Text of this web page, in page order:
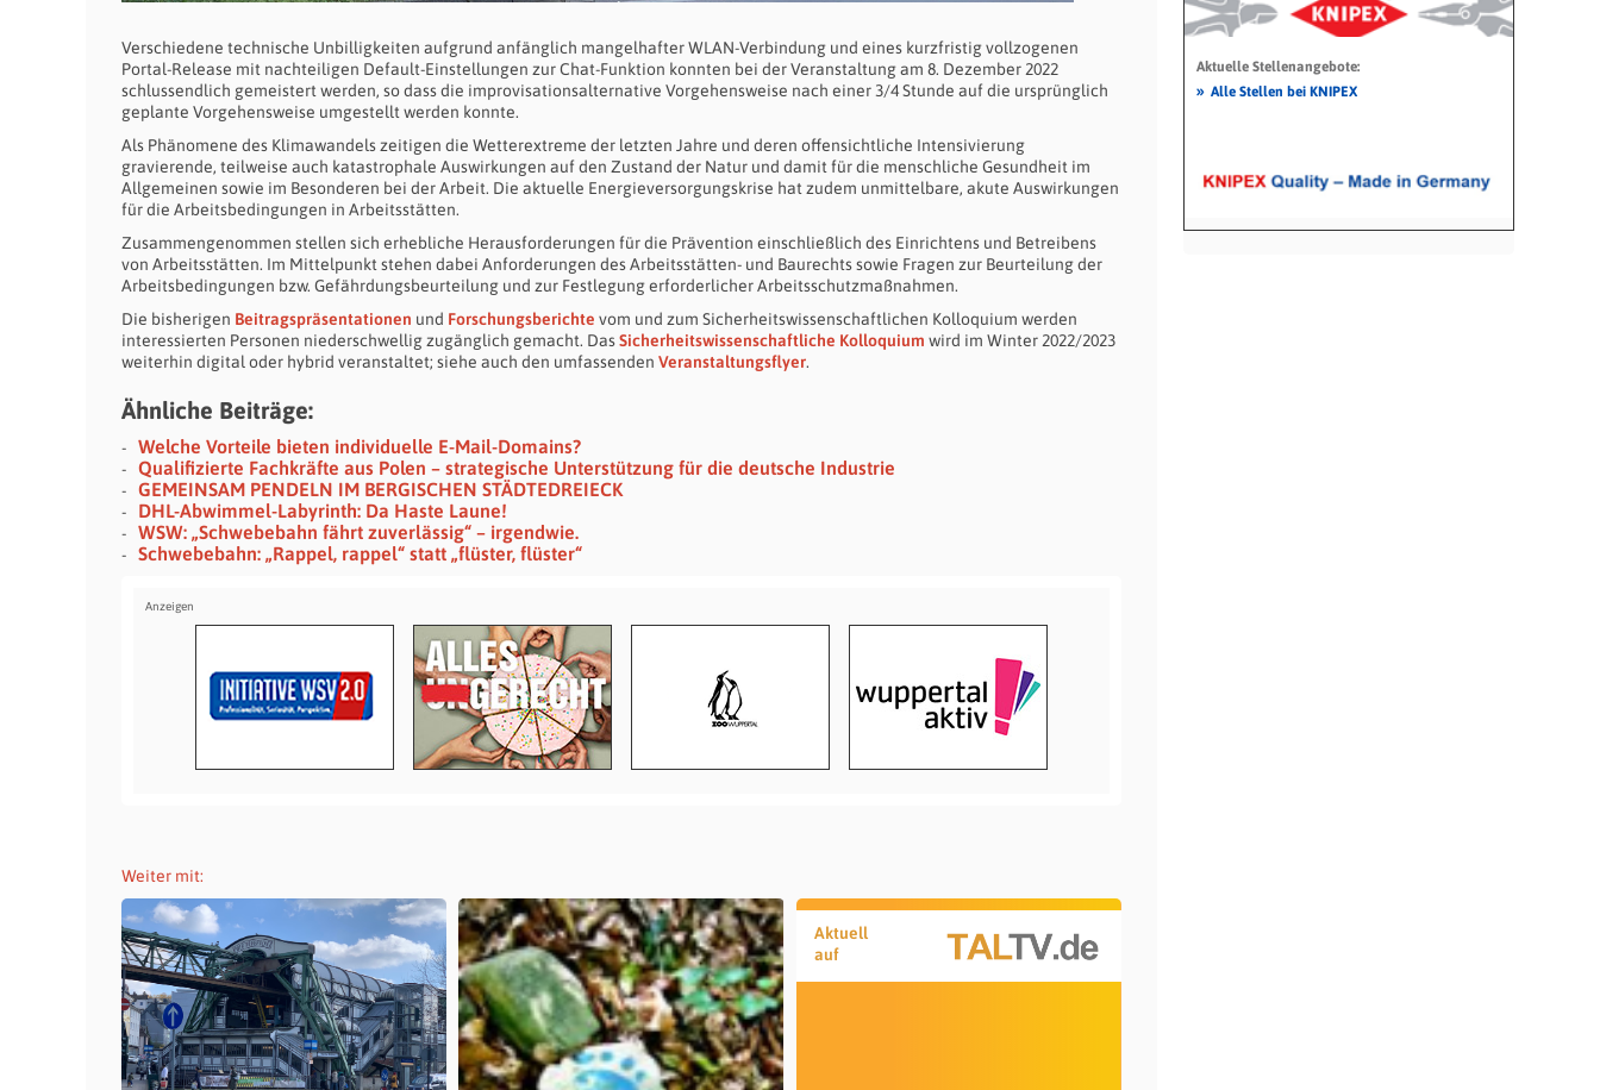
Verschiedene technische Unbilligkeiten aufgrund anfänglich mangelhafter WLAN-Verbindung und eines kurzfristig vollzogenen
Portal-Release mit nachteiligen Default-Einstellungen zur Chat-Funktion konnten bei der Veranstaltung am 8. Dezember 2022
schlussendlich gemeistert werden, so dass die improvisationsalternative Vorgehensweise nach einer 3/4 Stunde auf die ursprünglich
geplante Vorgehensweise umgestellt werden konnte.
Als Phänomene des Klimawandels zeitigen die Wetterextreme der letzten Jahre und deren offensichtliche Intensivierung
gravierende, teilweise auch katastrophale Auswirkungen auf den Zustand der Natur und damit für die menschliche Gesundheit im
Allgemeinen sowie im Besonderen bei der Arbeit. Die aktuelle Energieversorgungskrise hat zudem unmittelbare, akute Auswirkungen
für die Arbeitsbedingungen in Arbeitsstätten.
Zusammengenommen stellen sich erhebliche Herausforderungen für die Prävention einschließlich des Einrichtens und Betreibens
von Arbeitsstätten. Im Mittelpunkt stehen dabei Anforderungen des Arbeitsstätten- und Baurechts sowie Fragen zur Beurteilung der
Arbeitsbedingungen bzw. Gefährdungsbeurteilung und zur Festlegung erforderlicher Arbeitsschutzmaßnahmen.
Die bisherigen Beitragspräsentationen und Forschungsberichte vom und zum Sicherheitswissenschaftlichen Kolloquium werden
interessierten Personen niederschwellig zugänglich gemacht. DasSicherheitswissenschaftliche Kolloquium wird im Winter 2022/2023
weiterhin digital oder hybrid veranstaltet; siehe auch den umfassenden Veranstaltungsflyer.
Ähnliche Beiträge:
Welche Vorteile bieten individuelle E-Mail-Domains?
Qualifizierte Fachkräfte aus Polen – strategische Unterstützung für die deutsche Industrie
GEMEINSAM PENDELN IM BERGISCHEN STÄDTEDREIECK
DHL-Abwimmel-Labyrinth: Da Haste Laune!
WSW: „Schwebebahn fährt zuverlässig“ – irgendwie.
Schwebebahn: „Rappel, rappel“ statt „flüster, flüster“
Weiter mit:
Aktuell
auf
Aktuelle Stellenangebote:
» Alle Stellen bei KNIPEX